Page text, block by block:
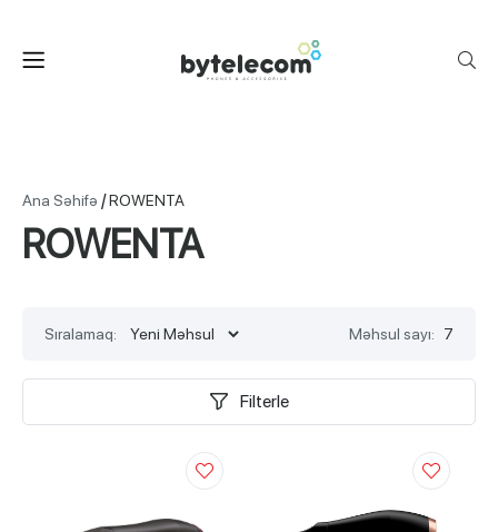
Ana Səhifə /ROWENTA
ROWENTA
Sıralamaq: Məhsul sayı: 7
Filterle